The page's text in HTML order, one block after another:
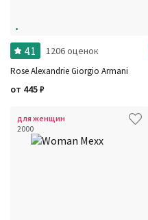
4.1 1206 оценок
Rose Alexandrie Giorgio Armani
от 445₽
для женщин
2000